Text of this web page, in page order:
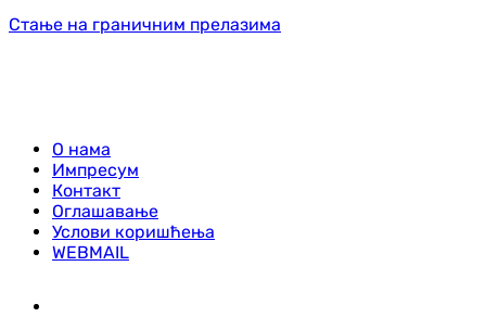
Стање на граничним прелазима
О нама
Импресум
Контакт
Оглашавање
Услови коришћења
WEBMAIL